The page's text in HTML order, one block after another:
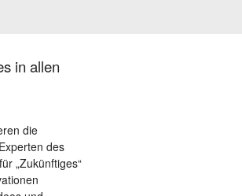
in allen
die
des
„Zukünftiges“